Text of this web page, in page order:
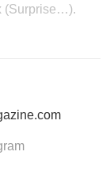
(Surprise…).